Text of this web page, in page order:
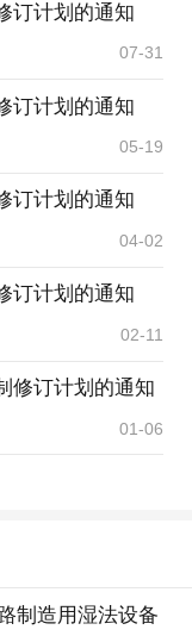
订计划的通知
07-31
订计划的通知
05-19
订计划的通知
04-02
订计划的通知
02-11
修订计划的通知
01-06
制造用湿法设备